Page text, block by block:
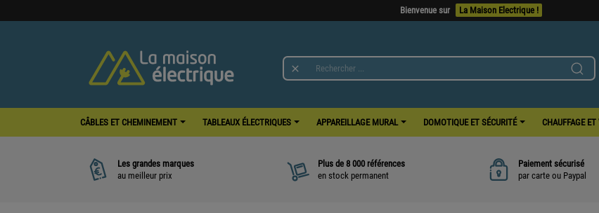
Bienvenue sur La Maison Electrique !

CÂBLES ET CHEMINEMENT TABLEAUX ÉLECTRIQUES APPAREILLAGE MURAL DOMOTIQUE ET SÉCURITÉ CHAUFFAGE
Les grandes marques
au meilleur prix
Plus de 8 000 références
en stock permanent
Paiement sécurisé
par carte ou Paypal